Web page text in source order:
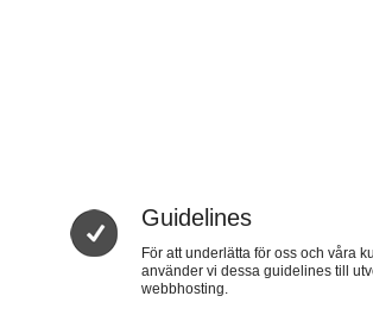
Guidelines
För att underlätta för oss och våra
använder vi dessa guidelines till
webbhosting.